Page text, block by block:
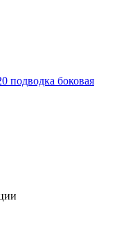
подводка боковая